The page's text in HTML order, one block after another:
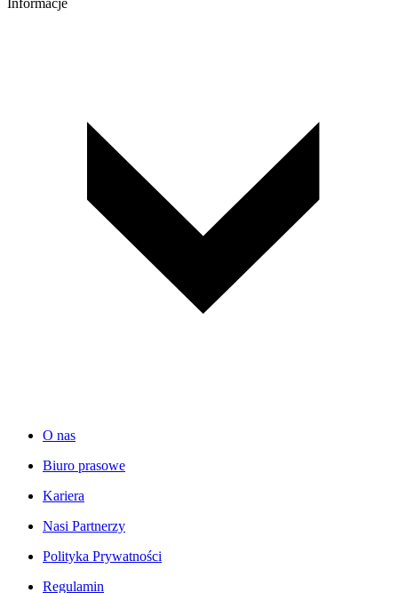
O nas
Biuro prasowe
Kariera
Nasi Partnerzy
Polityka Prywatności
Regulamin